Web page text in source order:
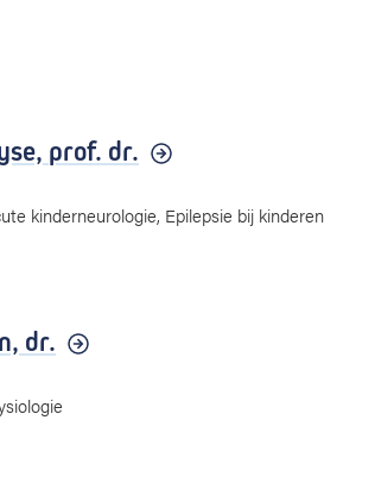
prof. dr.
kinderneurologie, Epilepsie bij kinderen
dr.